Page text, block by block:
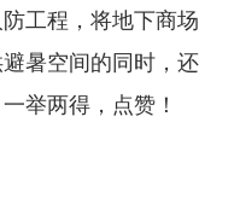
工程，将地下商场
暑空间的同时，还
举两得，点赞！